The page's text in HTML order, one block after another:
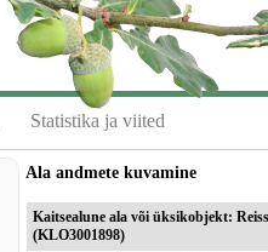
Statistika ja viited
Ala andmete kuvamine
Kaitsealune ala või üksikobjekt:
(KLO3001898)